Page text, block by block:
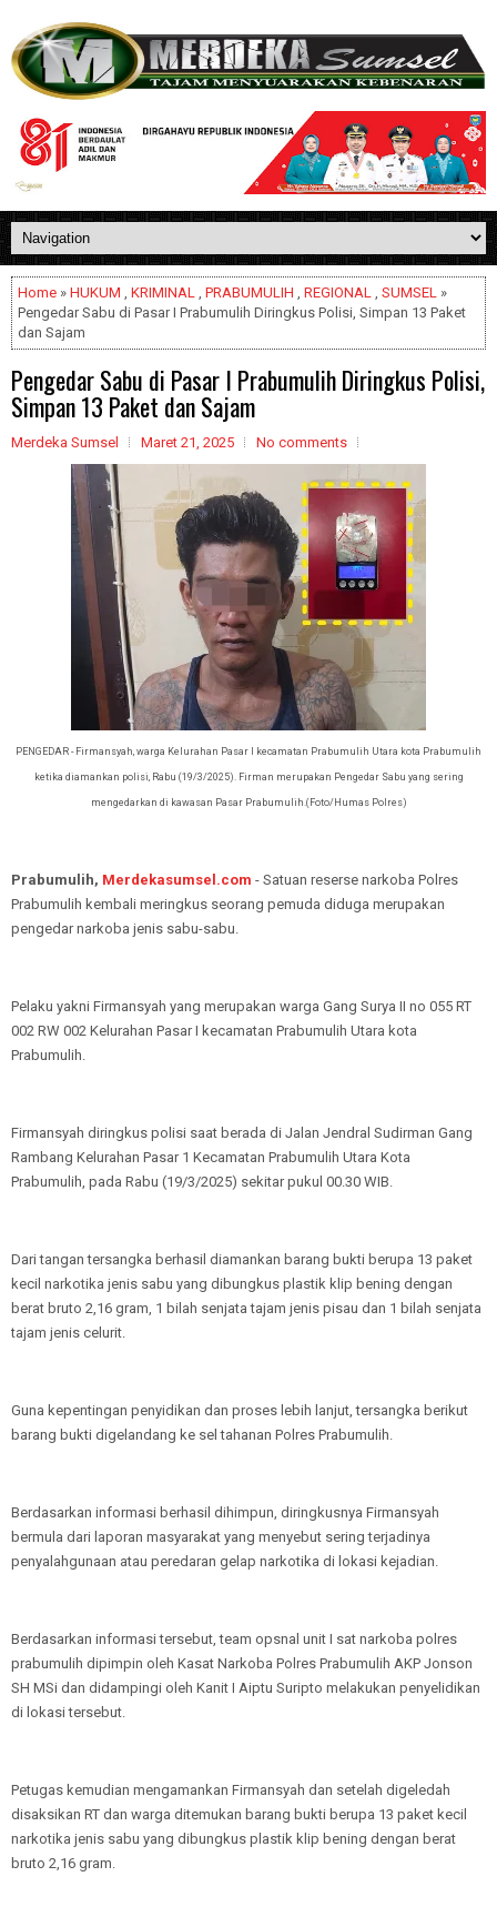
Home » HUKUM , KRIMINAL , PRABUMULIH , REGIONAL , SUMSEL »
Pengedar Sabu di Pasar I Prabumulih Diringkus Polisi, Simpan 13 Paket
dan Sajam
Pengedar Sabu di Pasar I Prabumulih Diringkus Polisi,
Simpan 13 Paket dan Sajam
Merdeka Sumsel Maret 21, 2025 No comments
PENGEDAR - Firmansyah, warga Kelurahan Pasar I kecamatan Prabumulih Utara kota Prabumulih
ketika diamankan polisi, Rabu (19/3/2025). Firman merupakan Pengedar Sabu yang sering
mengedarkan di kawasan Pasar Prabumulih.(Foto/Humas Polres)
Prabumulih, Merdekasumsel.com - Satuan reserse narkoba Polres
Prabumulih kembali meringkus seorang pemuda diduga merupakan
pengedar narkoba jenis sabu-sabu.
Pelaku yakni Firmansyah yang merupakan warga Gang Surya II no 055 RT
002 RW 002 Kelurahan Pasar I kecamatan Prabumulih Utara kota
Prabumulih.
Firmansyah diringkus polisi saat berada di Jalan Jendral Sudirman Gang
Rambang Kelurahan Pasar 1 Kecamatan Prabumulih Utara Kota
Prabumulih, pada Rabu (19/3/2025) sekitar pukul 00.30 WIB.
Dari tangan tersangka berhasil diamankan barang bukti berupa 13 paket
kecil narkotika jenis sabu yang dibungkus plastik klip bening dengan
berat bruto 2,16 gram, 1 bilah senjata tajam jenis pisau dan 1 bilah senjata
tajam jenis celurit.
Guna kepentingan penyidikan dan proses lebih lanjut, tersangka berikut
barang bukti digelandang ke sel tahanan Polres Prabumulih.
Berdasarkan informasi berhasil dihimpun, diringkusnya Firmansyah
bermula dari laporan masyarakat yang menyebut sering terjadinya
penyalahgunaan atau peredaran gelap narkotika di lokasi kejadian.
Berdasarkan informasi tersebut, team opsnal unit I sat narkoba polres
prabumulih dipimpin oleh Kasat Narkoba Polres Prabumulih AKP Jonson
SH MSi dan didampingi oleh Kanit I Aiptu Suripto melakukan penyelidikan
di lokasi tersebut.
Petugas kemudian mengamankan Firmansyah dan setelah digeledah
disaksikan RT dan warga ditemukan barang bukti berupa 13 paket kecil
narkotika jenis sabu yang dibungkus plastik klip bening dengan berat
bruto 2,16 gram.